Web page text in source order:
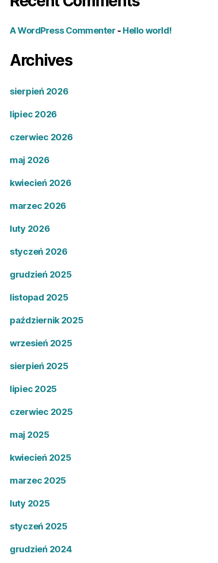
A WordPress Commenter - Hello world!
Archives
sierpień 2026
lipiec 2026
czerwiec 2026
maj 2026
kwiecień 2026
marzec 2026
luty 2026
styczeń 2026
grudzień 2025
listopad 2025
październik 2025
wrzesień 2025
sierpień 2025
lipiec 2025
czerwiec 2025
maj 2025
kwiecień 2025
marzec 2025
luty 2025
styczeń 2025
grudzień 2024